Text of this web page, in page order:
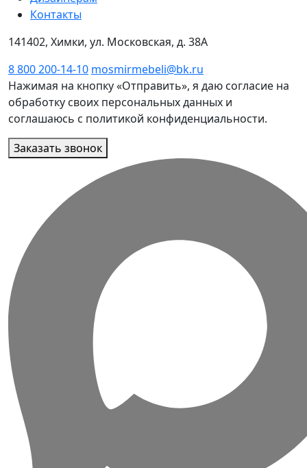
Контакты
141402, Химки, ул. Московская, д. 38А
8 800 200-14-10 mosmirmebeli@bk.ru
Нажимая на кнопку «Отправить», я даю согласие на
обработку своих персональных данных и
соглашаюсь с политикой конфиденциальности.
Заказать звонок